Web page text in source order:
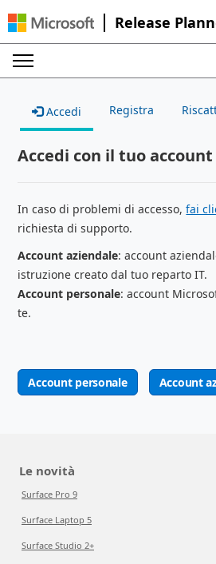
Release
Accedi Registra
Accedi con il tuo account
In caso di problemi di accesso,fai
richiesta di supporto.
Account aziendale: account
istruzione creato dal tuo reparto IT.
Account personale: account
te.
Account personale Account
Le novità
Surface Pro 9
Surface Laptop 5
Surface Studio 2+